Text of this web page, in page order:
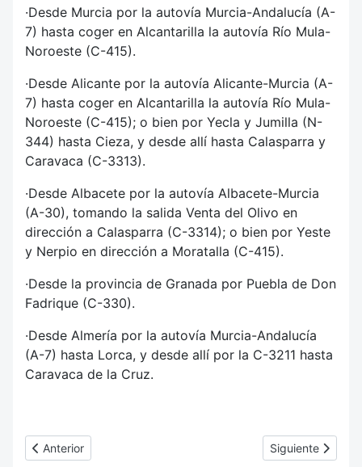
·Desde Murcia por la autovía Murcia-Andalucía (A-
7) hasta coger en Alcantarilla la autovía Río Mula-
Noroeste (C-415).
·Desde Alicante por la autovía Alicante-Murcia (A-
7) hasta coger en Alcantarilla la autovía Río Mula-
Noroeste (C-415); o bien por Yecla y Jumilla (N-
344) hasta Cieza, y desde allí hasta Calasparra y
Caravaca (C-3313).
·Desde Albacete por la autovía Albacete-Murcia
(A-30), tomando la salida Venta del Olivo en
dirección a Calasparra (C-3314); o bien por Yeste
y Nerpio en dirección a Moratalla (C-415).
·Desde la provincia de Granada por Puebla de Don
Fadrique (C-330).
·Desde Almería por la autovía Murcia-Andalucía
(A-7) hasta Lorca, y desde allí por la C-3211 hasta
Caravaca de la Cruz.
Artículo anterior: Situación Geográfica
Anterior Artículo
Siguiente